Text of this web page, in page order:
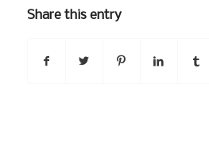
Share this entry